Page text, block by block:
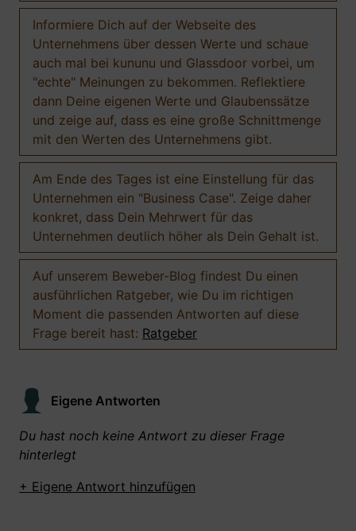
Informiere Dich auf der Webseite des
Unternehmens über dessen Werte und schaue
auch mal bei kununu und Glassdoor vorbei, um
"echte" Meinungen zu bekommen. Reflektiere
dann Deine eigenen Werte und Glaubenssätze
und zeige auf, dass es eine große Schnittmenge
mit den Werten des Unternehmens gibt.
Am Ende des Tages ist eine Einstellung für das
Unternehmen ein "Business Case". Zeige daher
konkret, dass Dein Mehrwert für das
Unternehmen deutlich höher als Dein Gehalt ist.
Auf unserem Beweber-Blog findest Du einen
ausführlichen Ratgeber, wie Du im richtigen
Moment die passenden Antworten auf diese
Frage bereit hast: Ratgeber
Eigene Antworten
Du hast noch keine Antwort zu dieser Frage
hinterlegt
+ Eigene Antwort hinzufügen